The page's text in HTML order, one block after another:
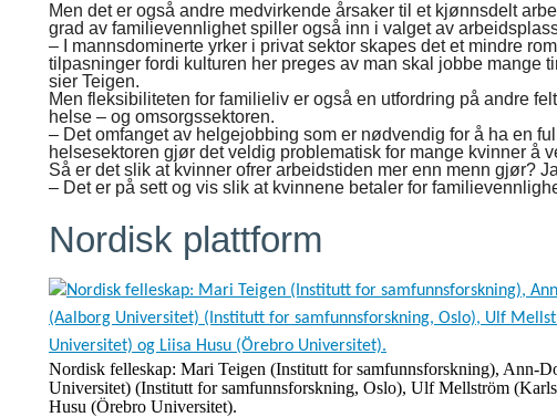
Men det er også andre medvirkende årsaker til et kjønnsdelt
grad av familievennlighet spiller også inn i valget av
– I mannsdominerte yrker i privat sektor skapes det et mindre
tilpasninger fordi kulturen her preges av man skal jobbe mange
sier Teigen.
Men fleksibiliteten for familieliv er også en utfordring på andre
helse – og omsorgssektoren.
– Det omfanget av helgejobbing som er nødvendig for å ha en
helsesektoren gjør det veldig problematisk for mange kvinner å
Så er det slik at kvinner ofrer arbeidstiden mer enn menn gjør?
– Det er på sett og vis slik at kvinnene betaler for
Nordisk plattform
Nordisk felleskap: Mari Teigen (Institutt for samfunnsforskning), Ann-
Universitet) (Institutt for samfunnsforskning, Oslo), Ulf Mellström
Husu (Örebro Universitet).